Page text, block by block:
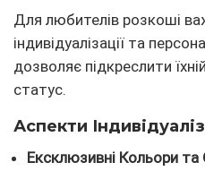
Для любителів розкоші
індивідуалізації та
дозволяє підкреслити
статус.
Аспекти
Ексклюзивні Кольори